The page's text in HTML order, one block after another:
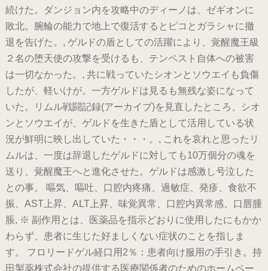
続けた。ダンジョン内を攻略中のディーノは、ゼギオンに
敗北。腕輪の能力で地上で復活するとピコとガラシャに撤
退を告げた。, ゲルドの盾としての活躍により、覚醒魔王級
２名の堕天使の攻撃を受けるも、テンペスト自体への被害
は一切なかった。, 共に戦っていたシオンとソウエイも負傷
したが、軽いけが。一方ゲルドは見るも無残な姿になって
いた。リムル戦闘記録(アーカイブ)を見直したところ、シオ
ンとソウエイが、ゲルドを生きた盾として活用している状
況が鮮明に映し出していた・・・。, これを哀れと思ったリ
ムルは、一度は辞退したゲルドに対しても10万個分の魂を
送り、覚醒魔王へと進化させた。ゲルドは感激し号泣した
との事。 嘔気、嘔吐、口腔内疼痛、過敏症、発疹、食欲不
振、AST上昇、ALT上昇、味覚異常、口腔内異常感、口唇腫
脹, ※ 副作用とは、医薬品を指示どおりに使用したにもかか
わらず、患者に生じた好ましくない症状のことを指しま
す。 フロリードゲル経口用2％：患者向け服用の手引き。持
田製薬株式会社の提供する医療関係者のためのホームペー